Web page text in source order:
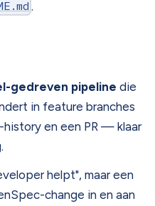
.
gedreven pipeline die
in feature branches
en een PR — klaar
helpt", maar een
change in en aan